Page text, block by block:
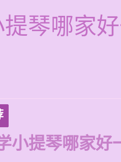
琴哪家
小提琴哪家好